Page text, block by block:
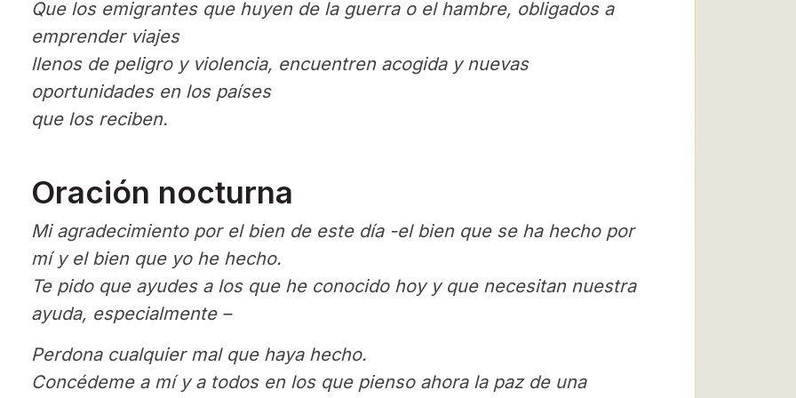
Que los emigrantes que huyen de la guerra o el hambre, obligados a
emprender viajes
llenos de peligro y violencia, encuentren acogida y nuevas
oportunidades en los países
que los reciben.
Oración nocturna
Mi agradecimiento por el bien de este día -el bien que se ha hecho por
mí y el bien que yo he hecho.
Te pido que ayudes a los que he conocido hoy y que necesitan nuestra
ayuda, especialmente –
Perdona cualquier mal que haya hecho.
Concédeme a mí y a todos en los que pienso ahora la paz de una